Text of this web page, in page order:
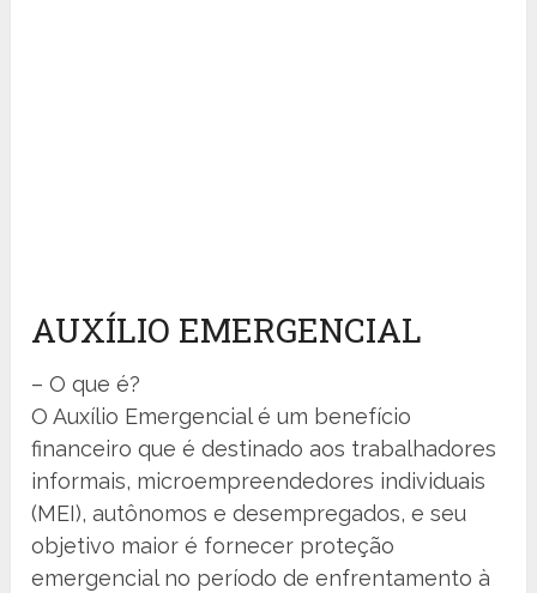
AUXÍLIO EMERGENCIAL
– O que é?
O Auxílio Emergencial é um benefício
financeiro que é destinado aos trabalhadores
informais, microempreendedores individuais
(MEI), autônomos e desempregados, e seu
objetivo maior é fornecer proteção
emergencial no período de enfrentamento à